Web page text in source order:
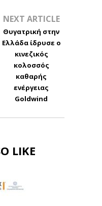
NEXT ARTICLE
Θυγατρική στην
Ελλάδα ίδρυσε ο
κινεζικός
κολοσσός
καθαρής
ενέργειας
Goldwind
LIKE